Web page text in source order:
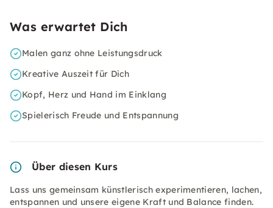
Was erwartet Dich
Malen ganz ohne Leistungsdruck
Kreative Auszeit für Dich
Kopf, Herz und Hand im Einklang
Spielerisch Freude und Entspannung
Über diesen Kurs
Lass uns gemeinsam künstlerisch experimentieren, lachen,
entspannen und unsere eigene Kraft und Balance finden.